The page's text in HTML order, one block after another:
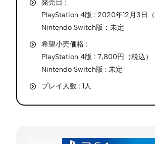
PlayStation 4版 : 2020年12月3日
Nintendo Switch版：未定
希望小売価格 :
PlayStation 4版 : 7,800円（税込）
Nintendo Switch版 : 未定
プレイ人数 : 1人